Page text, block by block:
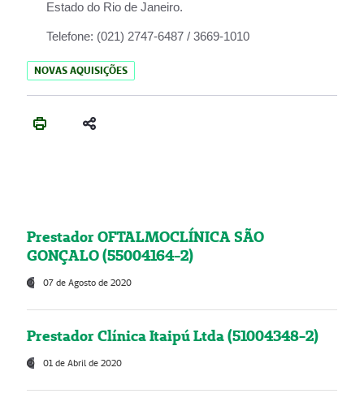
Estado do Rio de Janeiro.
Telefone: (021) 2747-6487 / 3669-1010
NOVAS AQUISIÇÕES
Prestador OFTALMOCLÍNICA SÃO
GONÇALO (55004164-2)
07 de Agosto de 2020
Prestador Clínica Itaipú Ltda (51004348-2)
01 de Abril de 2020